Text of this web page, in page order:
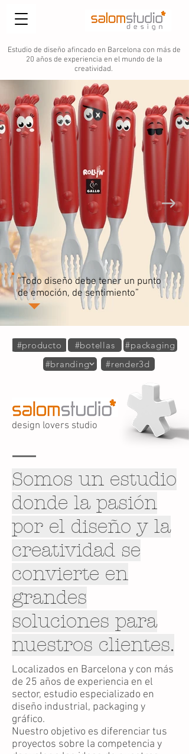
Estudio de diseño afincado en Barcelona con más de
20 años de experiencia en el mundo de la
creatividad.
“Todo diseño debe tener un punto
de emoción, de sentimiento”
#producto #botellas
#packaging
#branding
#render3d
design lovers studio
Somos un estudio
donde la pasión
por el diseño y la
creatividad se
convierte en
grandes
soluciones para
nuestros clientes.
Localizados en Barcelona y con más
de 25 años de experiencia en el
sector, estudio especializado en
diseño industrial, packaging y
gráfico.
Nuestro objetivo es diferenciar tus
proyectos sobre la competencia y